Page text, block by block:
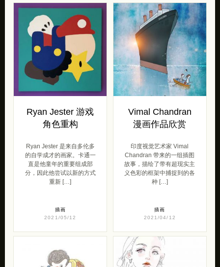
Ryan Jester 游戏
角色重构
Ryan Jester 是来自多伦多
的自学成才的画家。卡通一
直是他童年的重要组成部
分，因此他尝试以新的方式
重新 […]
插画
2021/05/12
Vimal Chandran
漫画作品欣赏
印度视觉艺术家 Vimal
Chandran 带来的一组插图
故事，描绘了带有超现实主
义色彩的框架中捕捉到的各
种 […]
插画
2021/04/12